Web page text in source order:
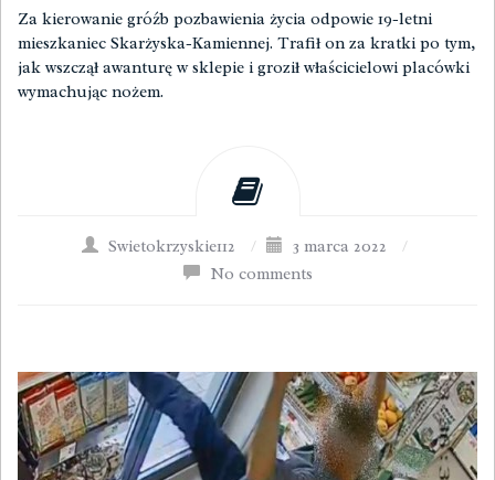
Za kierowanie gróźb pozbawienia życia odpowie 19-letni
mieszkaniec Skarżyska-Kamiennej. Trafił on za kratki po tym,
jak wszczął awanturę w sklepie i groził właścicielowi placówki
wymachując nożem.
Swietokrzyskie112 / 3 marca 2022
/
No comments